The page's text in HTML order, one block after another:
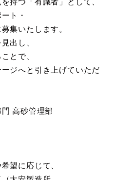
持つ「有識者」として、
ト・
集いたします。
出し、
とで、
ジへと引き上げていただ
門 高砂管理部
望に応じて、